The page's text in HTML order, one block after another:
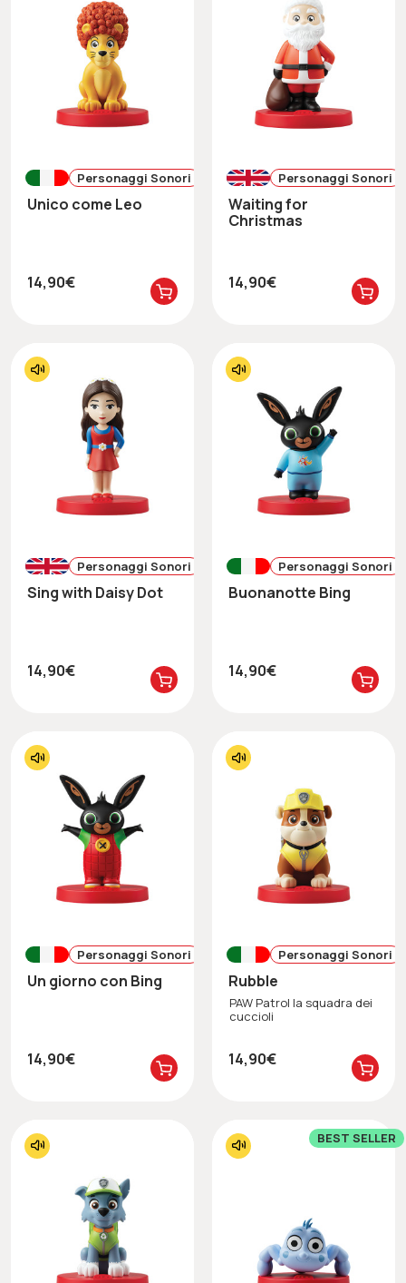
Personaggi Sonori
Unico come Leo
14,90€
Personaggi Sonori
Waiting for
Christmas
14,90€
Personaggi Sonori
Sing with Daisy Dot
14,90€
Personaggi Sonori
Buonanotte Bing
14,90€
Personaggi Sonori
Un giorno con Bing
14,90€
Personaggi Sonori
Rubble
PAW Patrol la squadra dei
cuccioli
14,90€
BEST SELLER